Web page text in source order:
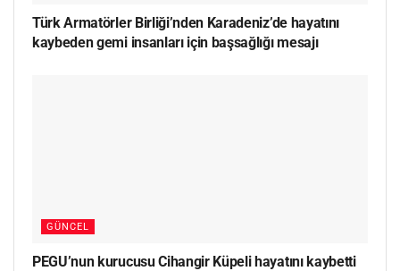
Türk Armatörler Birliği’nden Karadeniz’de hayatını
kaybeden gemi insanları için başsağlığı mesajı
GÜNCEL
PEGU’nun kurucusu Cihangir Küpeli hayatını kaybetti